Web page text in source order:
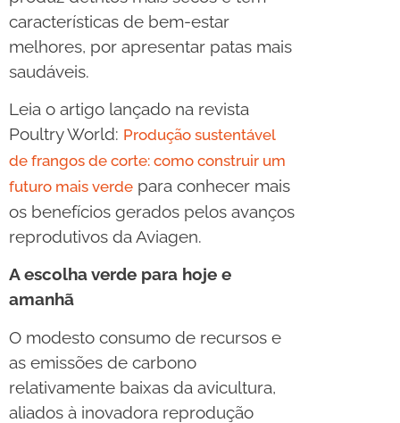
características de bem-estar
melhores, por apresentar patas mais
saudáveis.
Leia o artigo lançado na revista
Poultry World: Produção sustentável
de frangos de corte: como construir um
futuro mais verde para conhecer mais
os benefícios gerados pelos avanços
reprodutivos da Aviagen.
A escolha verde para hoje e
amanhã
O modesto consumo de recursos e
as emissões de carbono
relativamente baixas da avicultura,
aliados à inovadora reprodução